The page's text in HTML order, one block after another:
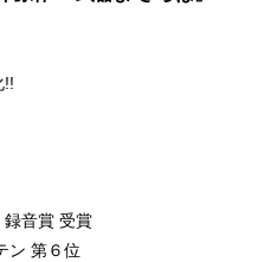
!!
音賞 受賞
第６位